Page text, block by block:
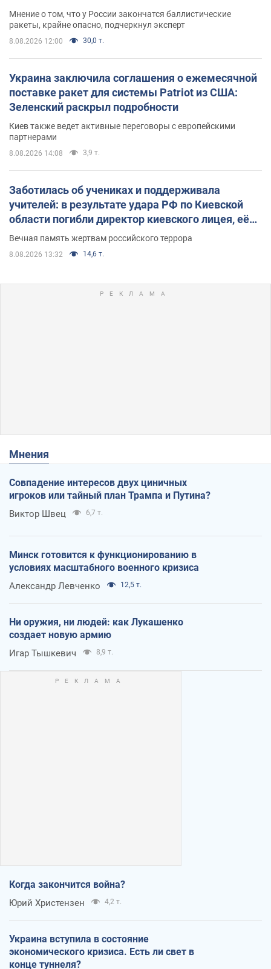
Мнение о том, что у России закончатся баллистические
ракеты, крайне опасно, подчеркнул эксперт
8.08.2026 12:00 30,0 т.
Украина заключила соглашения о ежемесячной
поставке ракет для системы Patriot из США:
Зеленский раскрыл подробности
Киев также ведет активные переговоры с европейскими
партнерами
8.08.2026 14:08 3,9 т.
Заботилась об учениках и поддерживала
учителей: в результате удара РФ по Киевской
области погибли директор киевского лицея, её
муж и внук
Вечная память жертвам российского террора
8.08.2026 13:32 14,6 т.
Мнения
Совпадение интересов двух циничных
игроков или тайный план Трампа и Путина?
Виктор Швец 6,7 т.
Минск готовится к функционированию в
условиях масштабного военного кризиса
Александр Левченко 12,5 т.
Ни оружия, ни людей: как Лукашенко
создает новую армию
Игар Тышкевич 8,9 т.
Когда закончится война?
Юрий Христензен 4,2 т.
Украина вступила в состояние
экономического кризиса. Есть ли свет в
конце туннеля?